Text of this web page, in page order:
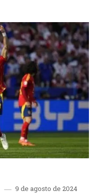
9 de agosto de 2024